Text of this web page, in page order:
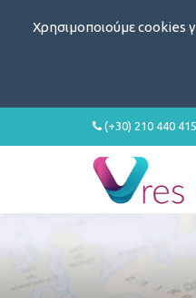
Χρησιμοποιούμε cookies
(+30) 210 440